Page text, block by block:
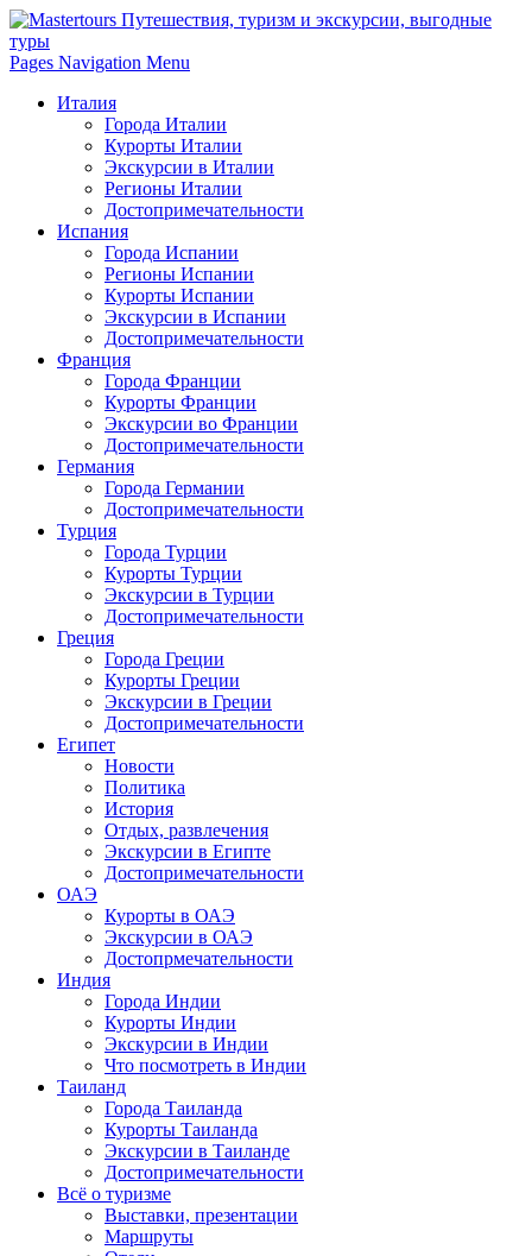
Pages Navigation Menu
Италия
Города Италии
Курорты Италии
Экскурсии в Италии
Регионы Италии
Достопримечательности
Испания
Города Испании
Регионы Испании
Курорты Испании
Экскурсии в Испании
Достопримечательности
Франция
Города Франции
Курорты Франции
Экскурсии во Франции
Достопримечательности
Германия
Города Германии
Достопримечательности
Турция
Города Турции
Курорты Турции
Экскурсии в Турции
Достопримечательности
Греция
Города Греции
Курорты Греции
Экскурсии в Греции
Достопримечательности
Египет
Новости
Политика
История
Отдых, развлечения
Экскурсии в Египте
Достопримечательности
ОАЭ
Курорты в ОАЭ
Экскурсии в ОАЭ
Достопрмечательности
Индия
Города Индии
Курорты Индии
Экскурсии в Индии
Что посмотреть в Индии
Таиланд
Города Таиланда
Курорты Таиланда
Экскурсии в Таиланде
Достопримечательности
Всё о туризме
Выставки, презентации
Маршруты